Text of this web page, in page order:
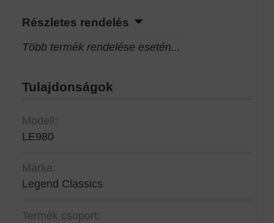
Részletes rendelés
Több termék rendelése esetén...
Tulajdonságok
Modell:
LE980
Márka:
Legend Classics
Termék csoport: